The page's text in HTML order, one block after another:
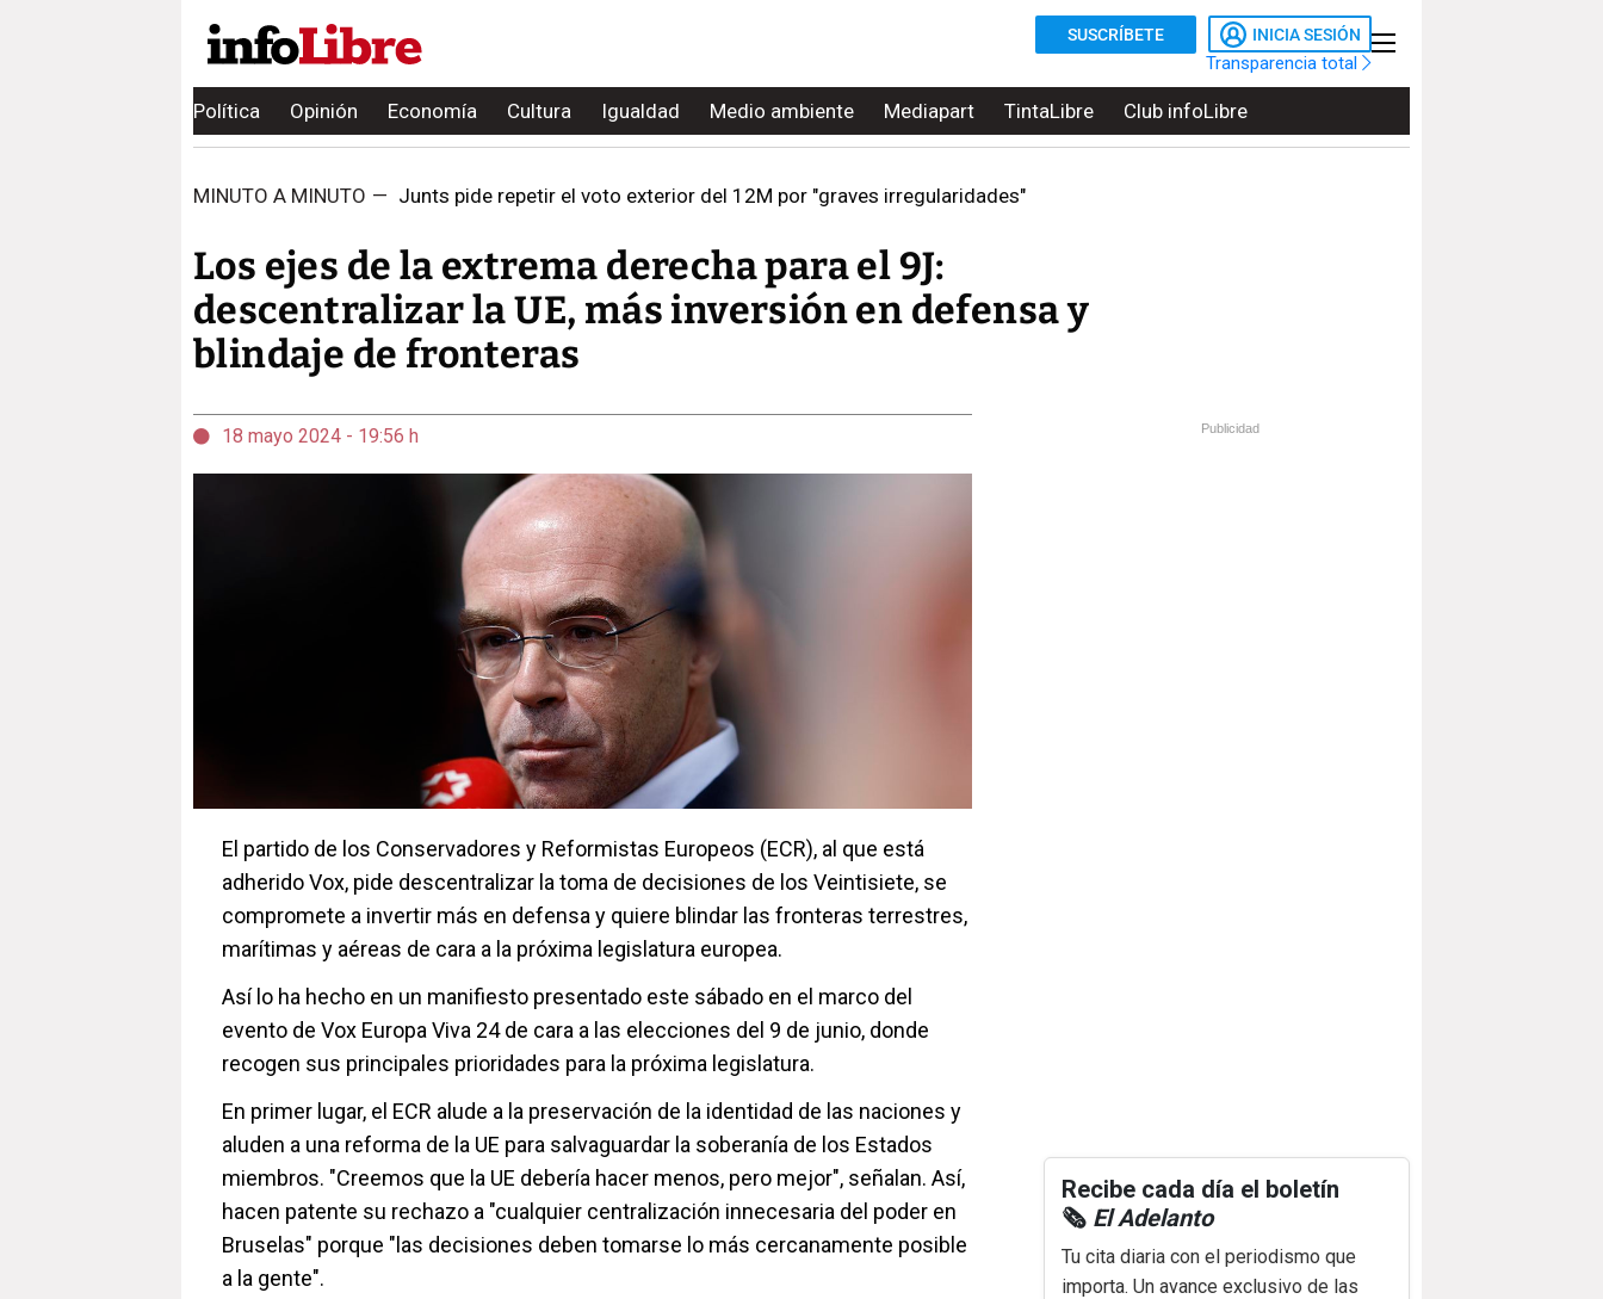
SUSCRÍBETE INICIA SESIÓN
Transparencia total
Política Opinión Economía Cultura Igualdad Medio ambiente Mediapart TintaLibre Club infoLibre
MINUTO A MINUTO — Junts pide repetir el voto exterior del 12M por "graves irregularidades"
Los ejes de la extrema derecha para el 9J:
descentralizar la UE, más inversión en defensa y
blindaje de fronteras
18 mayo 2024 - 19:56 h
El partido de los Conservadores y Reformistas Europeos (ECR), al que está
adherido Vox, pide descentralizar la toma de decisiones de los Veintisiete, se
compromete a invertir más en defensa y quiere blindar las fronteras terrestres,
marítimas y aéreas de cara a la próxima legislatura europea.
Así lo ha hecho en un manifiesto presentado este sábado en el marco del
evento de Vox Europa Viva 24 de cara a las elecciones del 9 de junio, donde
recogen sus principales prioridades para la próxima legislatura.
En primer lugar, el ECR alude a la preservación de la identidad de las naciones y
aluden a una reforma de la UE para salvaguardar la soberanía de los Estados
miembros. "Creemos que la UE debería hacer menos, pero mejor", señalan. Así,
hacen patente su rechazo a "cualquier centralización innecesaria del poder en
Bruselas" porque "las decisiones deben tomarse lo más cercanamente posible
a la gente".
Publicidad
Recibe cada día el boletín
🗞️ El Adelanto
Tu cita diaria con el periodismo que
importa. Un avance exclusivo de las